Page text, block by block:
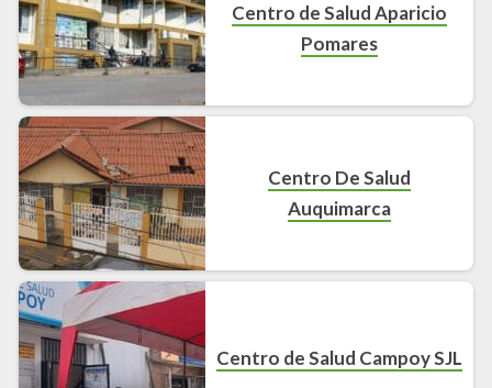
Centro de Salud Aparicio
Pomares
Centro De Salud
Auquimarca
Centro de Salud Campoy SJL